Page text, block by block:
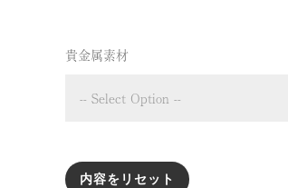
貴金属素材
内容をリセット